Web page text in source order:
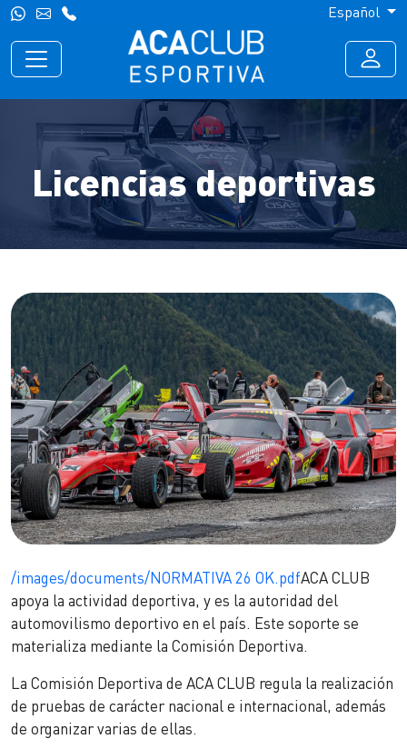
Español
Licencias deportivas
/images/documents/NORMATIVA 26 OK.pdfACA CLUB
apoya la actividad deportiva, y es la autoridad del
automovilismo deportivo en el país. Este soporte se
materializa mediante la Comisión Deportiva.
La Comisión Deportiva de ACA CLUB regula la realización
de pruebas de carácter nacional e internacional, además
de organizar varias de ellas.